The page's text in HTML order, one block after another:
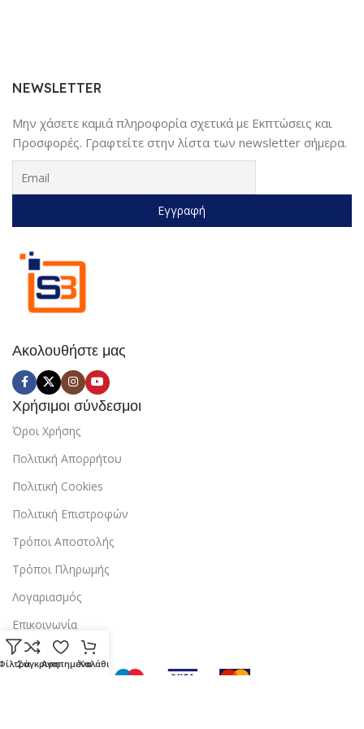
Ακολουθήστε μας
Χρήσιμοι σύνδεσμοι
Όροι Χρήσης
Πολιτική Απορρήτου
Πολιτική Cookies
Πολιτική Επιστροφών
Τρόποι Αποστολής
Τρόποι Πληρωμής
Λογαριασμός
Επικοινωνία
NEWSLETTER
Μην χάσετε καμιά πληροφορία σχετικά με Εκπτώσεις και
Προσφορές. Γραφτείτε στην λίστα των newsletter σήμερα.
ΣύγκρισηΑγαπημέναΚαλάθι